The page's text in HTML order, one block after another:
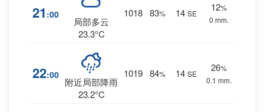
21 :00
局部多云
23.3°C
1018 83% 14 SE
12%
0 mm.
22:00
附近局部降雨
23.2°C
1019 84% 14 SE
26%
0.1 mm.